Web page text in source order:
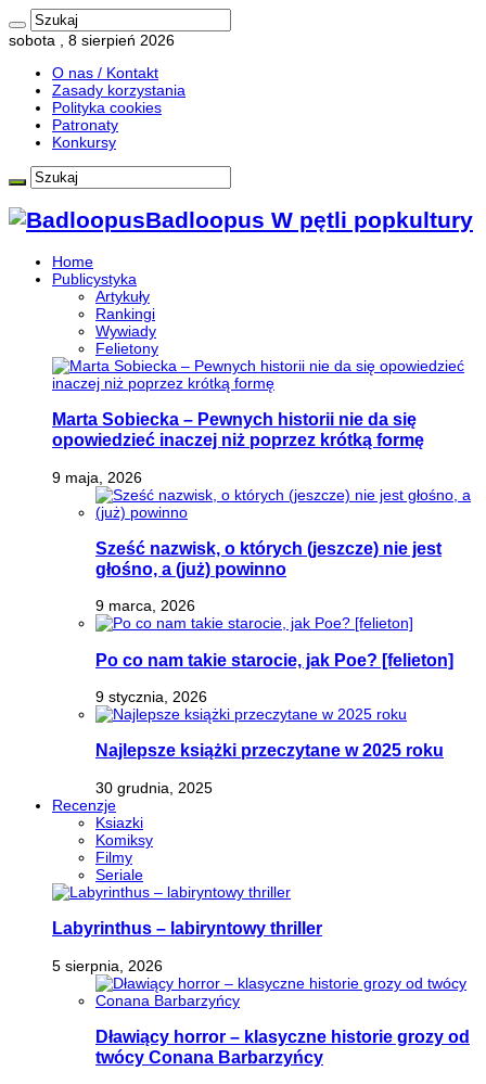
sobota , 8 sierpień 2026
O nas / Kontakt
Zasady korzystania
Polityka cookies
Patronaty
Konkursy
Badloopus W pętli popkultury
Home
Publicystyka
Artykuły
Rankingi
Wywiady
Felietony
Marta Sobiecka – Pewnych historii nie da się
opowiedzieć inaczej niż poprzez krótką formę
9 maja, 2026
Sześć nazwisk, o których (jeszcze) nie jest
głośno, a (już) powinno
9 marca, 2026
Po co nam takie starocie, jak Poe? [felieton]
9 stycznia, 2026
Najlepsze książki przeczytane w 2025 roku
30 grudnia, 2025
Recenzje
Ksiazki
Komiksy
Filmy
Seriale
Labyrinthus – labiryntowy thriller
5 sierpnia, 2026
Dławiący horror – klasyczne historie grozy od
twócy Conana Barbarzyńcy